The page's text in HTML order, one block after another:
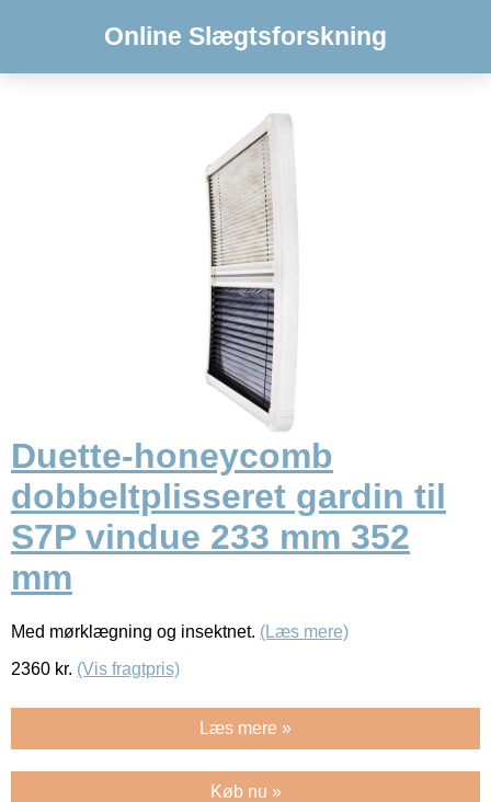
Online Slægtsforskning
Duette-honeycomb
dobbeltplisseret gardin til
S7P vindue 233 mm 352
mm
Med mørklægning og insektnet. (Læs mere)
2360 kr. (Vis fragtpris)
Læs mere »
Køb nu »